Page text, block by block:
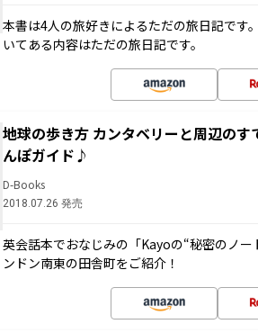
本書は4人の旅好きによるただの旅日記です
いてある内容はただの旅日記です。
地球の歩き方 カンタベリーと周辺の
んぽガイド♪
D-Books
2018.07.26 発売
英会話本でおなじみの「Kayoの“秘密のノ
ンドン南東の田舎町をご紹介！